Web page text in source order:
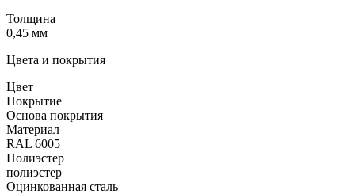
Толщина
0,45 мм
Цвета и покрытия
Цвет
Покрытие
Основа покрытия
Материал
RAL 6005
Полиэстер
полиэстер
Оцинкованная сталь